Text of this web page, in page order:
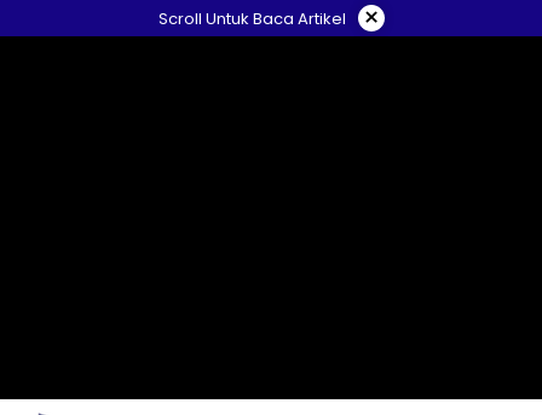
ke
Scroll Untuk Baca Artikel ×